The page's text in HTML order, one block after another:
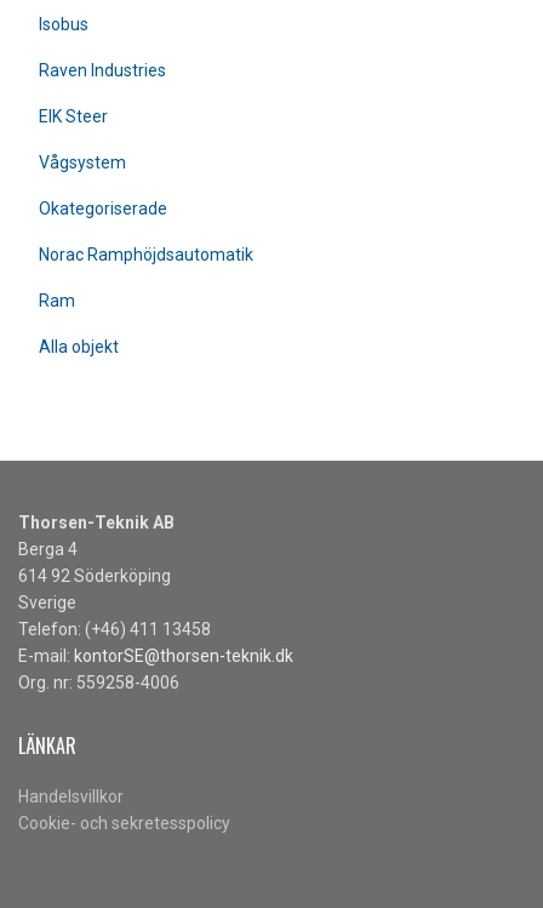
Isobus
Raven Industries
EIK Steer
Vågsystem
Okategoriserade
Norac Ramphöjdsautomatik
Ram
Alla objekt
Thorsen-Teknik AB
Berga 4
614 92 Söderköping
Sverige
Telefon: (+46) 411 13458
E-mail: kontorSE@thorsen-teknik.dk
Org. nr: 559258-4006
LÄNKAR
Handelsvillkor
Cookie- och sekretesspolicy